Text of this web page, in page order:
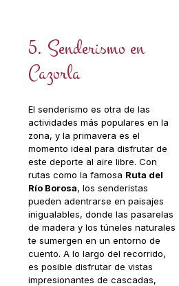
5. Senderismo en
Cazorla
El senderismo es otra de las
actividades más populares en la
zona, y la primavera es el
momento ideal para disfrutar de
este deporte al aire libre. Con
rutas como la famosa Ruta del
Río Borosa, los senderistas
pueden adentrarse en paisajes
inigualables, donde las pasarelas
de madera y los túneles naturales
te sumergen en un entorno de
cuento. A lo largo del recorrido,
es posible disfrutar de vistas
impresionantes de cascadas,